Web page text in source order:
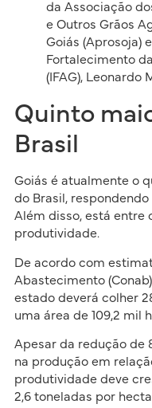
da Associação
e Outros Grãos
Goiás (Aprosoja)
Fortalecimento
(IFAG), Leonardo
Quinto
Brasil
Goiás é atualmente o
do Brasil,
Além disso, está entre
produtividade.
De acordo com
Abastecimento
estado deverá colher
uma área de 109,2 mil
Apesar da redução de
na produção em
produtividade deve
2,6 toneladas por